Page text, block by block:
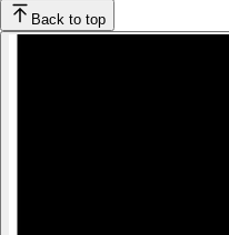
Back to top